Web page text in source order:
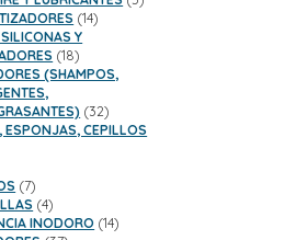
1414
Y
1818
productos
(SHAMPOS,
3232
productos
ESPONJAS, CEPILLOS
77
productos
44
productos
INODORO 1414